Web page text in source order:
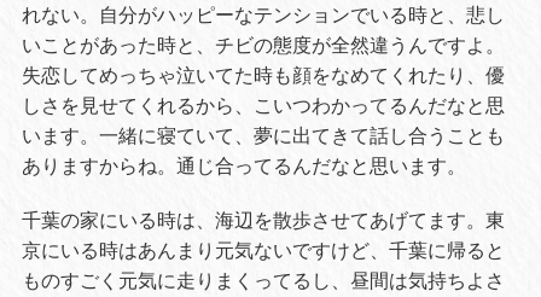
れない。自分がハッピーなテンションでいる時と、悲し
いことがあった時と、チビの態度が全然違うんですよ。
失恋してめっちゃ泣いてた時も顔をなめてくれたり、優
しさを見せてくれるから、こいつわかってるんだなと思
います。一緒に寝ていて、夢に出てきて話し合うことも
ありますからね。通じ合ってるんだなと思います。
千葉の家にいる時は、海辺を散歩させてあげてます。東
京にいる時はあんまり元気ないですけど、千葉に帰ると
ものすごく元気に走りまくってるし、昼間は気持ちよさ